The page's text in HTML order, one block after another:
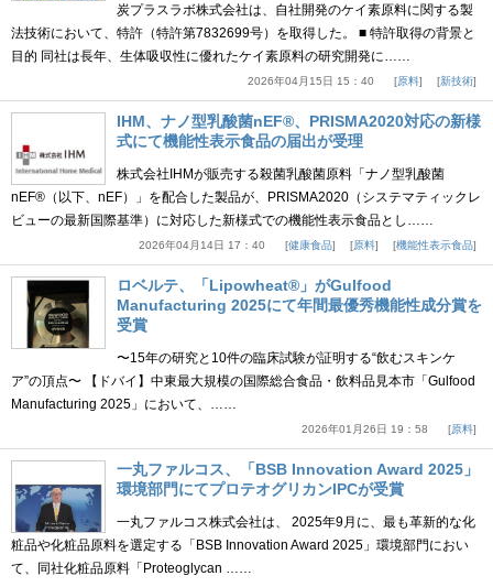
炭プラスラボ株式会社は、自社開発のケイ素原料に関する製
法技術において、特許（特許第7832699号）を取得した。 ■ 特許取得の背景と
目的 同社は長年、生体吸収性に優れたケイ素原料の研究開発に……
2026年04月15日 15：40 原料 新技術
IHM、ナノ型乳酸菌nEF®、PRISMA2020対応の新様
式にて機能性表示食品の届出が受理
株式会社IHMが販売する殺菌乳酸菌原料「ナノ型乳酸菌
nEF®（以下、nEF）」を配合した製品が、PRISMA2020（システマティックレ
ビューの最新国際基準）に対応した新様式での機能性表示食品とし……
2026年04月14日 17：40 健康食品 原料 機能性表示食品
ロベルテ、「Lipowheat®」がGulfood
Manufacturing 2025にて年間最優秀機能性成分賞を
受賞
〜15年の研究と10件の臨床試験が証明する“飲むスキンケ
ア”の頂点〜 【ドバイ】中東最大規模の国際総合食品・飲料品見本市「Gulfood
Manufacturing 2025」において、……
2026年01月26日 19：58 原料
一丸ファルコス、「BSB Innovation Award 2025」
環境部門にてプロテオグリカンIPCが受賞
一丸ファルコス株式会社は、 2025年9月に、最も革新的な化
粧品や化粧品原料を選定する「BSB Innovation Award 2025」環境部門におい
て、同社化粧品原料「Proteoglycan ……